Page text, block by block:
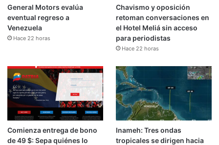
General Motors evalúa
eventual regreso a
Venezuela
Hace 22 horas
Chavismo y oposición
retoman conversaciones en
el Hotel Meliá sin acceso
para periodistas
Hace 22 horas
Comienza entrega de bono
de 49 $: Sepa quiénes lo
Inameh: Tres ondas
tropicales se dirigen hacia